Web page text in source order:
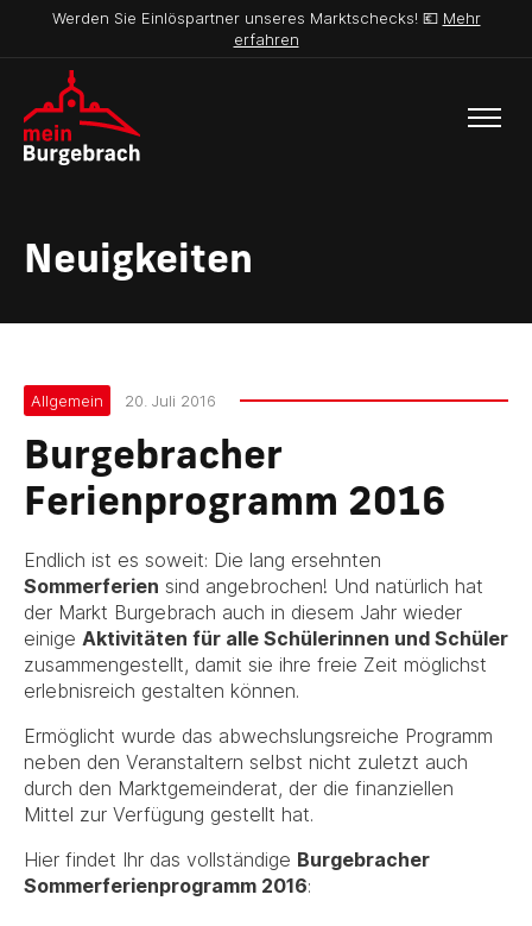
Werden Sie Einlöspartner unseres Marktschecks! 💶 Mehr
erfahren
Neuigkeiten
Allgemein 20. Juli 2016
Burgebracher
Ferienprogramm 2016
Endlich ist es soweit: Die lang ersehnten
Sommerferien sind angebrochen! Und natürlich hat
der Markt Burgebrach auch in diesem Jahr wieder
einige Aktivitäten für alle Schülerinnen und Schüler
zusammengestellt, damit sie ihre freie Zeit möglichst
erlebnisreich gestalten können.
Ermöglicht wurde das abwechslungsreiche Programm
neben den Veranstaltern selbst nicht zuletzt auch
durch den Marktgemeinderat, der die finanziellen
Mittel zur Verfügung gestellt hat.
Hier findet Ihr das vollständige Burgebracher
Sommerferienprogramm 2016: